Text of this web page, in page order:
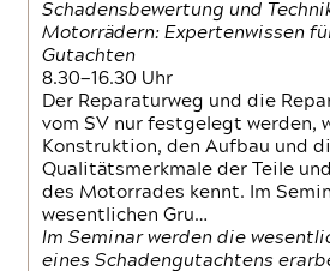
Schadensbewertung und
Motorrädern: Expertenwissen
Gutachten
8.30—16.30 Uhr
Der Reparaturweg und die
vom SV nur festgelegt werden,
Konstruktion, den Aufbau und
Qualitätsmerkmale der Teile
des Motorrades kennt. Im
wesentlichen Gru…
Im Seminar werden die
eines Schadengutachtens